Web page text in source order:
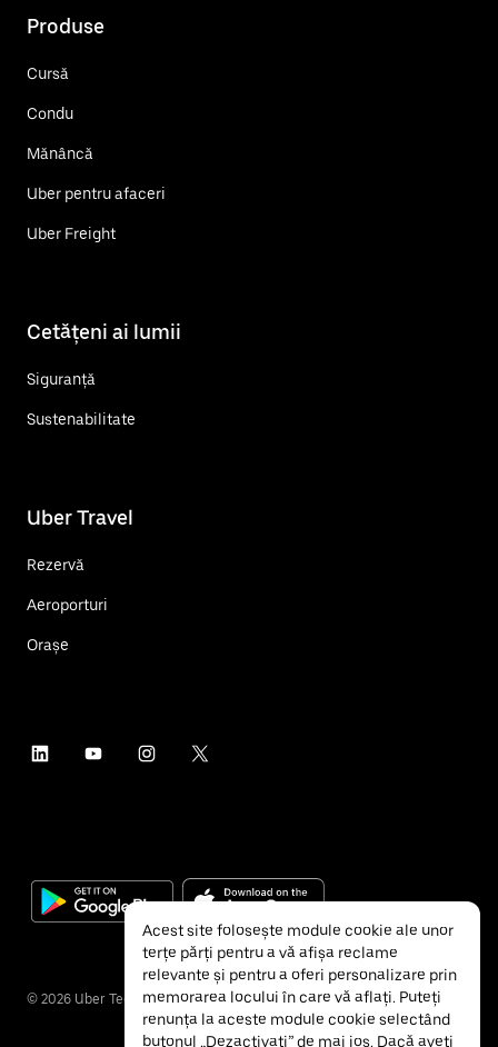
Produse
Cursă
Condu
Mănâncă
Uber pentru afaceri
Uber Freight
Cetățeni ai lumii
Siguranță
Sustenabilitate
Uber Travel
Rezervă
Aeroporturi
Orașe
© 2026 Uber Technologies Inc.
Acest site folosește module cookie ale unor
terțe părți pentru a vă afișa reclame
relevante și pentru a oferi personalizare prin
memorarea locului în care vă aflați. Puteți
renunța la aceste module cookie selectând
butonul „Dezactivați” de mai jos. Dacă aveți